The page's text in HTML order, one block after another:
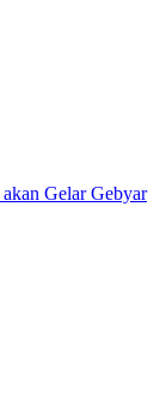
Gelar Gebyar